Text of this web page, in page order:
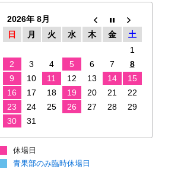
2026年 8月
日
月 火 水 木 金
土
1
2
3 4 5 6 7
8
9
10 11 12 13 14
15
16
17 18 19 20 21
22
23
24 25 26 27 28
29
30
31
休場日
青果部のみ臨時休場日